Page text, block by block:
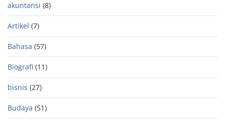
akuntansi (8)
Artikel (7)
Bahasa (57)
Biografi (11)
bisnis (27)
Budaya (51)